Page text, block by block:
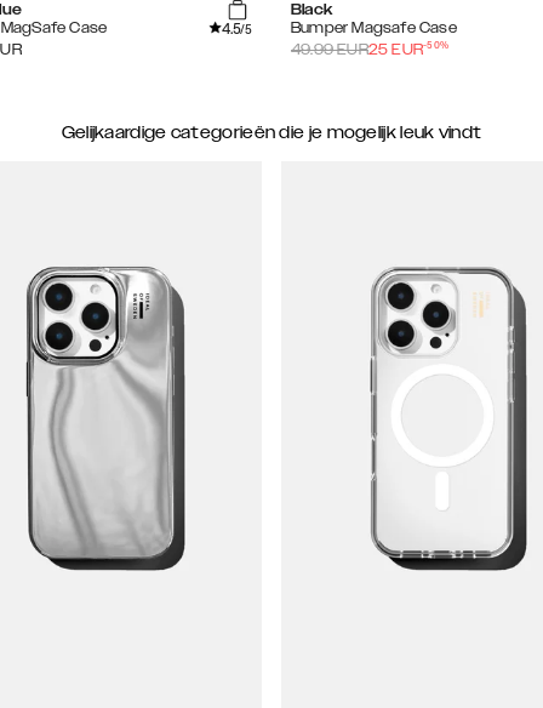
Case
4.5/5
Black
Bumper Magsafe Case
49.99EUR25 EUR-50%
Gelijkaardige categorieën die je mogelijk leuk vindt